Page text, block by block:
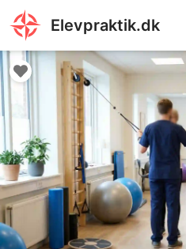
Elevpraktik.dk